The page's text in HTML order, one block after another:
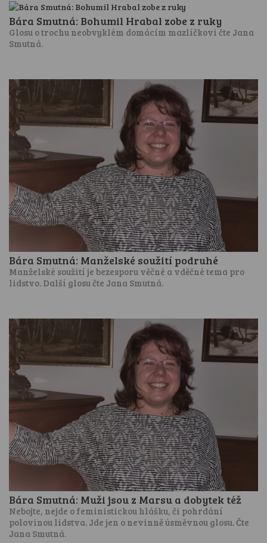
Bára Smutná: Bohumil Hrabal zobe z ruky
Glosu o trochu neobvyklém domácím mazlíčkovi čte Jana
Smutná.
Bára Smutná: Manželské soužití podruhé
Manželské soužití je bezesporu věčné a vděčné tema pro
lidstvo. Další glosu čte Jana Smutná.
Bára Smutná: Muži jsou z Marsu a dobytek též
Nebojte, nejde o feministickou hlášku, či pohrdání
polovinou lidstva. Jde jen o nevinně úsměvnou glosu. Čte
Jana Smutná.